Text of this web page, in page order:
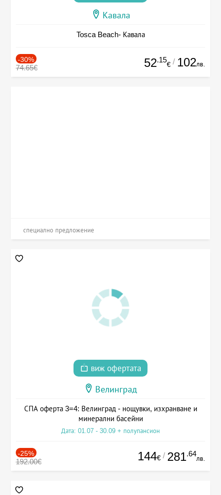
Кавала
Tosca Beach- Кавала
-30%
74.65€ 52.15
€ / 102лв.
специално предложение
виж офертата
Велинград
СПА оферта 3=4: Велинград - нощувки, изхранване и
минерални басейни
Дата: 01.07 - 30.09 + полупансион
-25%
192.00€ 144€ / 281.64
лв.